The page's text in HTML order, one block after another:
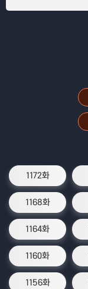
1172화
1168화
1164화
1160화
1156화